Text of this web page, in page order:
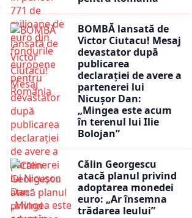
BOMBĂ lansată de
Victor Ciutacu! Mesaj
devastator după
publicarea
declarației de avere a
partenerei lui
Nicușor Dan:
„Mingea este acum
în terenul lui Ilie
Bolojan”
Călin Georgescu
atacă planul privind
adoptarea monedei
euro: „Ar însemna
trădarea leului”